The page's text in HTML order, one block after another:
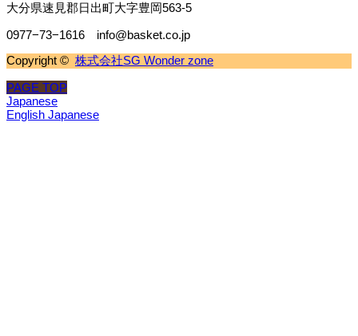
大分県速見郡日出町大字豊岡563-5
0977−73−1616 info@basket.co.jp
Copyright © 株式会社SG Wonder zone
PAGE TOP
Japanese
English Japanese